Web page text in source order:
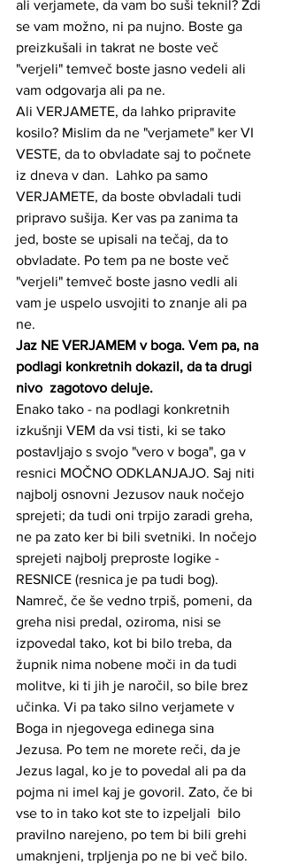
ali verjamete, da vam bo suši teknil? Zdi
se vam možno, ni pa nujno. Boste ga
preizkušali in takrat ne boste več
"verjeli" temveč boste jasno vedeli ali
vam odgovarja ali pa ne.
Ali VERJAMETE, da lahko pripravite
kosilo? Mislim da ne "verjamete" ker VI
VESTE, da to obvladate saj to počnete
iz dneva v dan.  Lahko pa samo
VERJAMETE, da boste obvladali tudi
pripravo sušija. Ker vas pa zanima ta
jed, boste se upisali na tečaj, da to
obvladate. Po tem pa ne boste več
"verjeli" temveč boste jasno vedli ali
vam je uspelo usvojiti to znanje ali pa
ne.
Jaz NE VERJAMEM v boga. Vem pa, na
podlagi konkretnih dokazil, da ta drugi
nivo  zagotovo deluje.
Enako tako - na podlagi konkretnih
izkušnji VEM da vsi tisti, ki se tako
postavljajo s svojo "vero v boga", ga v
resnici MOČNO ODKLANJAJO. Saj niti
najbolj osnovni Jezusov nauk nočejo
sprejeti; da tudi oni trpijo zaradi greha,
ne pa zato ker bi bili svetniki. In nočejo
sprejeti najbolj preproste logike -
RESNICE (resnica je pa tudi bog).
Namreč, če še vedno trpiš, pomeni, da
greha nisi predal, oziroma, nisi se
izpovedal tako, kot bi bilo treba, da
župnik nima nobene moči in da tudi
molitve, ki ti jih je naročil, so bile brez
učinka. Vi pa tako silno verjamete v
Boga in njegovega edinega sina
Jezusa. Po tem ne morete reči, da je
Jezus lagal, ko je to povedal ali pa da
pojma ni imel kaj je govoril. Zato, če bi
vse to in tako kot ste to izpeljali  bilo
pravilno narejeno, po tem bi bili grehi
umaknjeni, trpljenja po ne bi več bilo.